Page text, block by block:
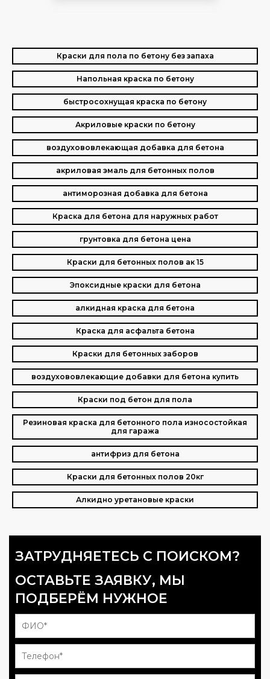
Краски для пола по бетону без запаха
Напольная краска по бетону
быстросохнущая краска по бетону
Акриловые краски по бетону
воздухововлекающая добавка для бетона
акриловая эмаль для бетонных полов
антиморозная добавка для бетона
Краска для бетона для наружных работ
грунтовка для бетона цена
Краски для бетонных полов ак 15
Эпоксидные краски для бетона
алкидная краска для бетона
Краска для асфальта бетона
Краски для бетонных заборов
воздухововлекающие добавки для бетона купить
Краски под бетон для пола
Резиновая краска для бетонного пола износостойкая
для гаража
антифриз для бетона
Краски для бетонных полов 20кг
Алкидно уретановые краски
ЗАТРУДНЯЕТЕСЬ С ПОИСКОМ?
ОСТАВЬТЕ ЗАЯВКУ, МЫ
ПОДБЕРЁМ НУЖНОЕ